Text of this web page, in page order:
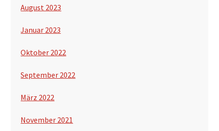
August 2023
Januar 2023
Oktober 2022
September 2022
März 2022
November 2021